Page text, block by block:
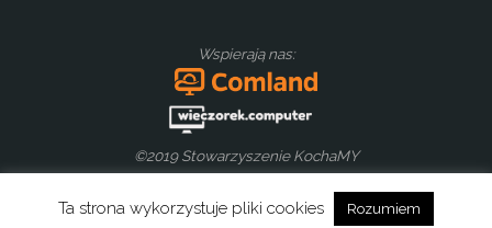
Wspierają nas:
©2019 Stowarzyszenie KochaMY
Oparte naAnima&WordPress.
Ta strona wykorzystuje pliki cookies Rozumiem